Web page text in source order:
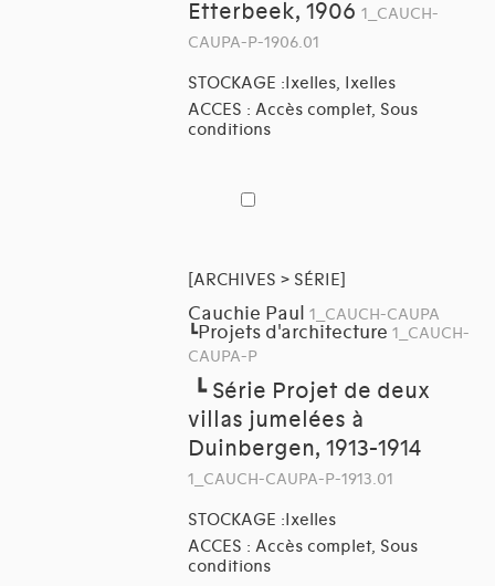
Etterbeek, 1906 1_CAUCH-
CAUPA-P-1906.01
STOCKAGE :Ixelles, Ixelles
ACCES : Accès complet, Sous
conditions
[ARCHIVES > SÉRIE]
Cauchie Paul 1_CAUCH-CAUPA
┗Projets d'architecture 1_CAUCH-
CAUPA-P
┗ Série Projet de deux
villas jumelées à
Duinbergen, 1913-1914
1_CAUCH-CAUPA-P-1913.01
STOCKAGE :Ixelles
ACCES : Accès complet, Sous
conditions